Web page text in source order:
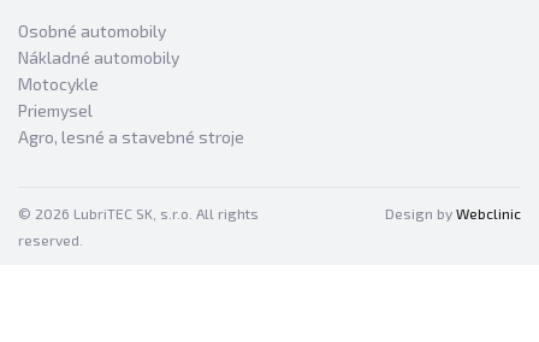
Osobné automobily
Nákladné automobily
Motocykle
Priemysel
Agro, lesné a stavebné stroje
© 2026 LubriTEC SK, s.r.o. All rights
reserved.
Design by Webclinic